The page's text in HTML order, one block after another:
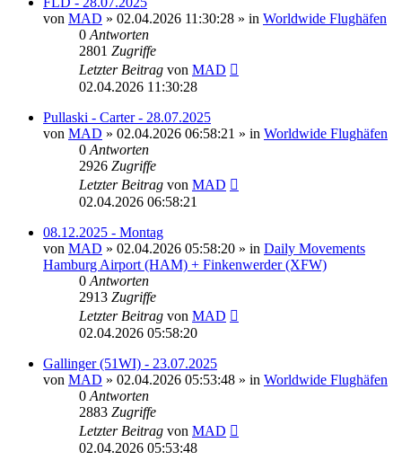
von MAD » 02.04.2026 11:30:28 » in Worldwide Flughäfen
0 Antworten
2801 Zugriffe
Letzter Beitrag von MAD
02.04.2026 11:30:28
Pullaski - Carter - 28.07.2025
von MAD » 02.04.2026 06:58:21 » in Worldwide Flughäfen
0 Antworten
2926 Zugriffe
Letzter Beitrag von MAD
02.04.2026 06:58:21
08.12.2025 - Montag
von MAD » 02.04.2026 05:58:20 » in Daily Movements
Hamburg Airport (HAM) + Finkenwerder (XFW)
0 Antworten
2913 Zugriffe
Letzter Beitrag von MAD
02.04.2026 05:58:20
Gallinger (51WI) - 23.07.2025
von MAD » 02.04.2026 05:53:48 » in Worldwide Flughäfen
0 Antworten
2883 Zugriffe
Letzter Beitrag von MAD
02.04.2026 05:53:48